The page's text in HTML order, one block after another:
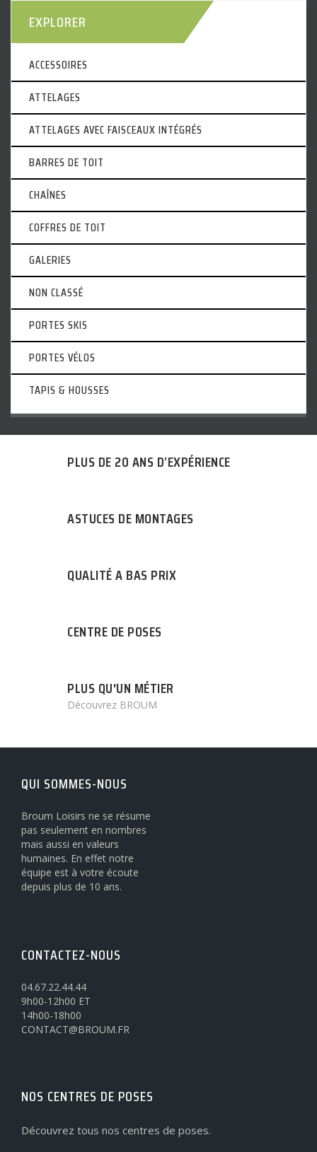
EXPLORER
ACCESSOIRES
ATTELAGES
ATTELAGES AVEC FAISCEAUX INTÉGRÉS
BARRES DE TOIT
CHAÎNES
COFFRES DE TOIT
GALERIES
NON CLASSÉ
PORTES SKIS
PORTES VÉLOS
TAPIS & HOUSSES
PLUS DE 20 ANS D’EXPÉRIENCE
ASTUCES DE MONTAGES
QUALITÉ A BAS PRIX
CENTRE DE POSES
PLUS QU'UN MÉTIER
Découvrez BROUM
QUI SOMMES-NOUS
Broum Loisirs ne se résume
pas seulement en nombres
mais aussi en valeurs
humaines. En effet notre
équipe est à votre écoute
depuis plus de 10 ans.
CONTACTEZ-NOUS
04.67.22.44.44
9h00-12h00 ET
14h00-18h00
CONTACT@BROUM.FR
NOS CENTRES DE POSES
Découvrez tous nos centres de poses.